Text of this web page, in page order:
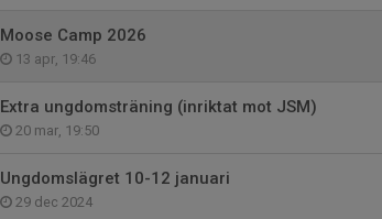
Moose Camp 2026
13 apr, 19:46
Extra ungdomsträning (inriktat mot JSM)
20 mar, 19:50
Ungdomslägret 10-12 januari
29 dec 2024